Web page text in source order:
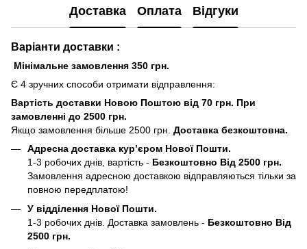
Доставка Оплата Відгуки
Варіанти доставки :
Мінімальне замовлення 350 грн.
Є 4 зручних способи отримати відправлення:
Вартість доставки Новою Поштою від 70 грн. При
замовленні до 2500 грн.
Якщо замовлення більше 2500 грн. Доставка безкоштовна.
Адресна доставка кур’єром Нової Пошти.
1-3 робочих днів, вартість - Безкоштовно Від 2500 грн.
Замовлення адресною доставкою відправляються тільки за
повною передплатою!
У відділення Нової Пошти.
1-3 робочих днів. Доставка замовлень - Безкоштовно Від
2500 грн.